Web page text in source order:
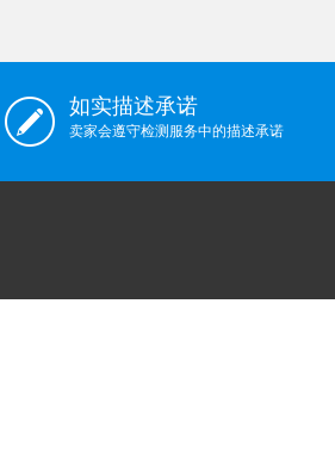
如实描述承诺
卖家会遵守检测服务中的描述承诺